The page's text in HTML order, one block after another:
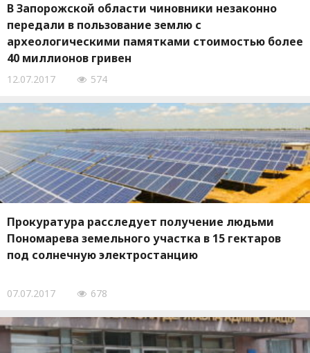
В Запорожской области чиновники незаконно
передали в пользование землю с
археологическими памятками стоимостью более
40 миллионов гривен
12.07.2017 574
Прокуратура расследует получение людьми
Пономарева земельного участка в 15 гектаров
под солнечную электростанцию
07.07.2017 678